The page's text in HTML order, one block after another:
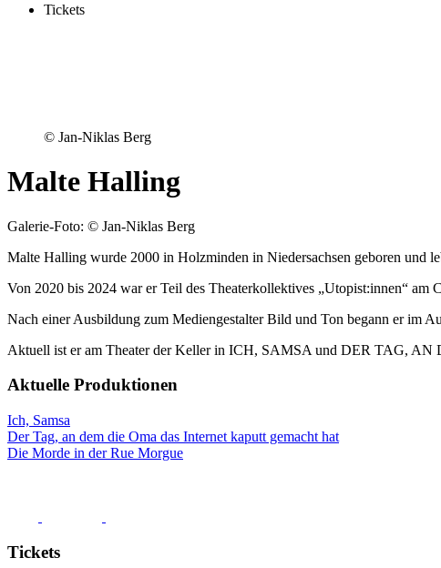
Tickets
© Jan-Niklas Berg
Malte Halling
Galerie-Foto: © Jan-Niklas Berg
Malte Halling wurde 2000 in Holzminden in Niedersachsen geboren und
Von 2020 bis 2024 war er Teil des Theaterkollektives „Utopist:innen“ am
Nach einer Ausbildung zum Mediengestalter Bild und Ton begann er im
Aktuell ist er am Theater der Keller in ICH, SAMSA und DER TAG,
Aktuelle Produktionen
Ich, Samsa
Der Tag, an dem die Oma das Internet kaputt gemacht hat
Die Morde in der Rue Morgue
Tickets